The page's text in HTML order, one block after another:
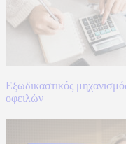
Εξωδικαστικός
οφειλών